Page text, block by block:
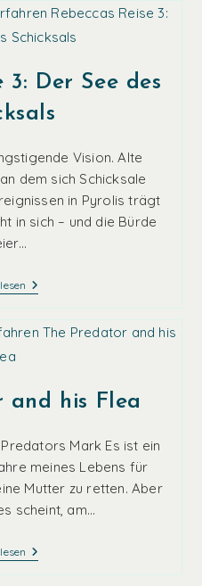
House
3: Der See des
Vision. Alte
dem sich Schicksale
in Pyrolis trägt
in sich – und die Bürde
Rebeccas
Reise
Der
See
and his Flea
Mark Es ist ein
meines Lebens für
Mutter zu retten. Aber
scheint, am…
The
Predator